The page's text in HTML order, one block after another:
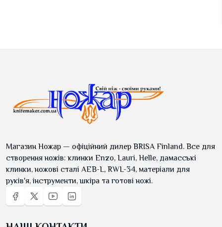
Магазин Ножар — офіційний дилер BRISA Finland. Все для
створення ножів: клинки Enzo, Lauri, Helle, дамасські
клинки, ножові сталі AEB-L, RWL-34, матеріали для
руків'я, інструменти, шкіра та готові ножі.